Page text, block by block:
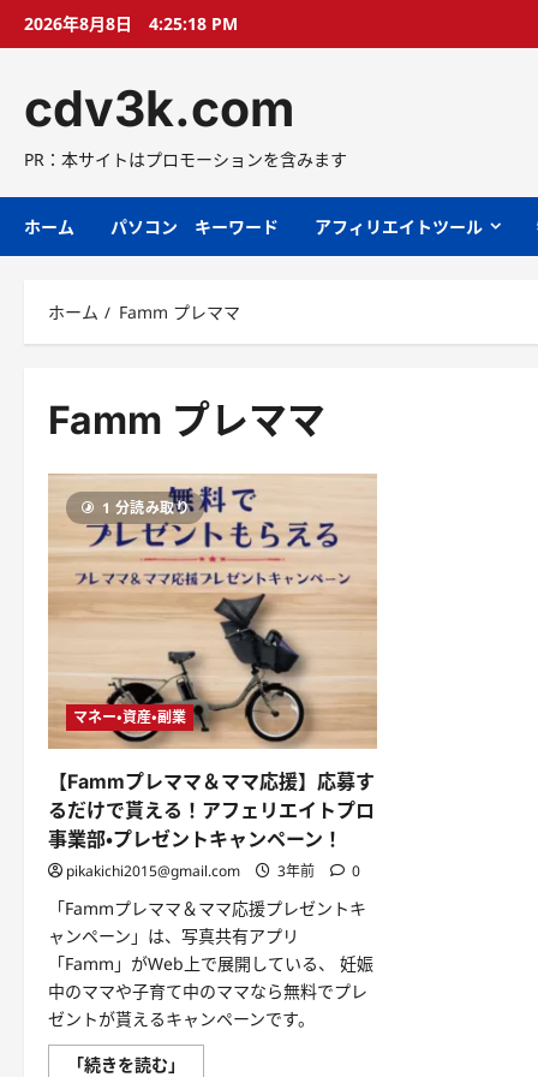
プ
2026年8月8日 4:25:19 PM
cdv3k.com
PR：本サイトはプロモーションを含みます
ホーム パソコン キーワード アフィリエイトツール
ホーム Famm プレママ
Famm プレママ
1 分読み取り
マネー・資産・副業
【Fammプレママ＆ママ応援】応募す
るだけで貰える！アフェリエイトプロ
事業部・プレゼントキャンペーン！
pikakichi2015@gmail.com 3年前 0
「Fammプレママ＆ママ応援プレゼントキ
ャンペーン」は、写真共有アプリ
「Famm」がWeb上で展開している、 妊娠
中のママや子育て中のママなら無料でプレ
ゼントが貰えるキャンペーンです。
「続きを読む」